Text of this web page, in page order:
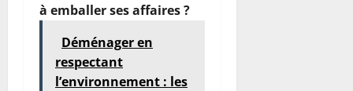
à emballer ses affaires ?
Déménager en
respectant
l’environnement : les